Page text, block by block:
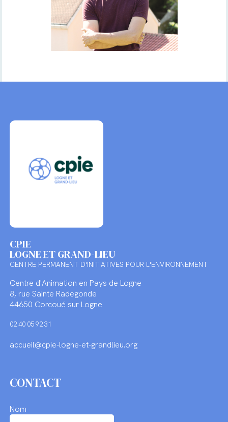
CPIE
LOGNE ET GRAND-LIEU
CENTRE PERMANENT D'INITIATIVES POUR L'ENVIRONNEMENT
Centre d'Animation en Pays de Logne
8, rue Sainte Radegonde
44650 Corcoué sur Logne
02 40 05 92 31
accueil@cpie-logne-et-grandlieu.org
CONTACT
Nom